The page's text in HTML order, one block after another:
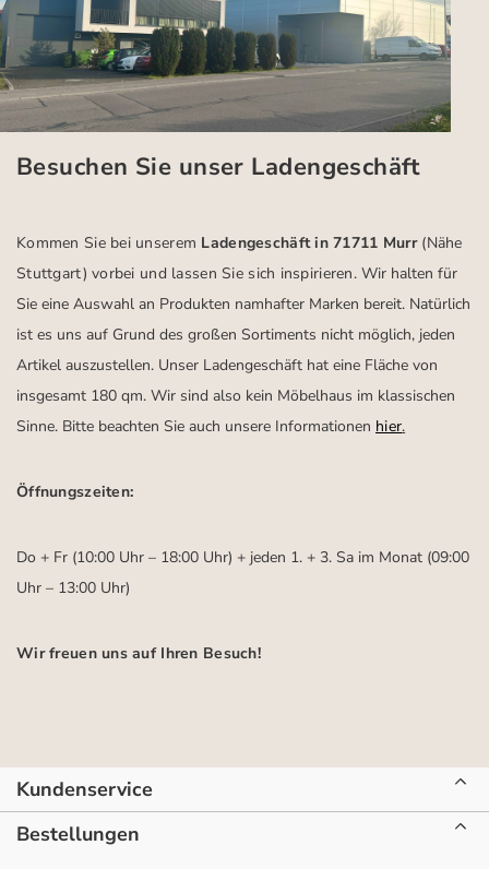
Besuchen Sie unser Ladengeschäft
Kommen Sie bei unserem Ladengeschäft in 71711 Murr (Nähe
Stuttgart) vorbei und lassen Sie sich inspirieren.Wir halten für
Sie eine Auswahl an Produkten namhafter Marken bereit. Natürlich
ist es uns auf Grund des großen Sortiments nicht möglich, jeden
Artikel auszustellen. Unser Ladengeschäft hat eine Fläche von
insgesamt 180 qm. Wir sind also kein Möbelhaus im klassischen
Sinne. Bitte beachten Sie auch unsere Informationen hier.
Öffnungszeiten:
Do + Fr (10:00 Uhr – 18:00 Uhr) + jeden 1. + 3. Sa im Monat (09:00
Uhr – 13:00 Uhr)
Wir freuen uns auf Ihren Besuch!
Kundenservice
Bestellungen